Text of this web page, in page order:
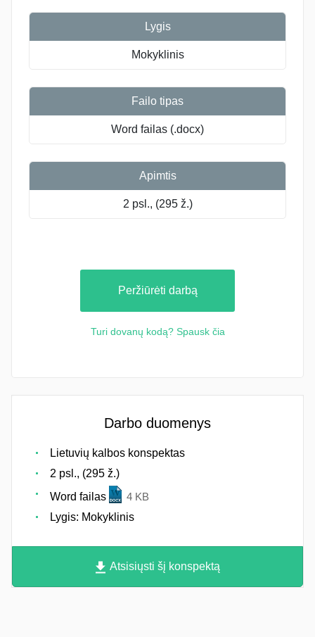
Lygis
Mokyklinis
Failo tipas
Word failas (.docx)
Apimtis
2 psl., (295 ž.)
Peržiūrėti darbą
Turi dovanų kodą? Spausk čia
Darbo duomenys
Lietuvių kalbos konspektas
2 psl., (295 ž.)
Word failas
4 KB
Lygis: Mokyklinis
Atsisiųsti šį konspektą